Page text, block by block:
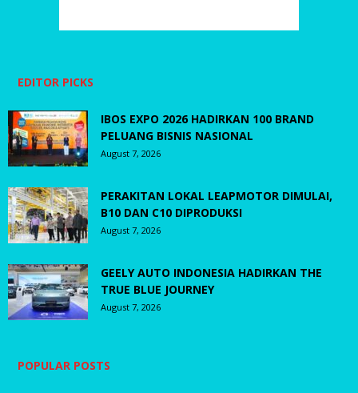
EDITOR PICKS
IBOS EXPO 2026 HADIRKAN 100 BRAND
PELUANG BISNIS NASIONAL
August 7, 2026
PERAKITAN LOKAL LEAPMOTOR DIMULAI,
B10 DAN C10 DIPRODUKSI
August 7, 2026
GEELY AUTO INDONESIA HADIRKAN THE
TRUE BLUE JOURNEY
August 7, 2026
POPULAR POSTS